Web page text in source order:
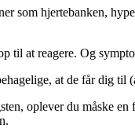
som hjertebanken,
at reagere. Og
at de får dig
oplever du måske